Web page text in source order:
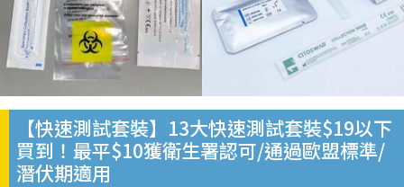
【快速測試套裝】13大快速測試套裝$19以下
買到！最平$10獲衛生署認可/通過歐盟標準/
潛伏期適用